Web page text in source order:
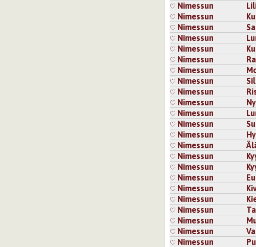
Nimessun
Nimessun
Nimessun
Nimessun
Nimessun
Nimessun
Nimessun
Nimessun
Nimessun
Nimessun
Nimessun
Nimessun
Nimessun
Nimessun
Nimessun
Nimessun
Nimessun
Nimessun
Nimessun
Nimessun
Nimessun
Nimessun
Nimessun